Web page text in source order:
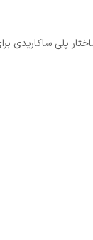
پلی ساکاریدی